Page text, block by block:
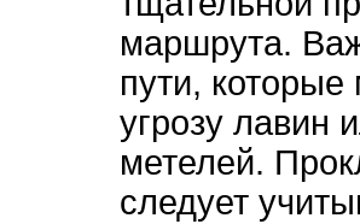
маршрута.
пути,
угрозу лавин
метелей.
следует